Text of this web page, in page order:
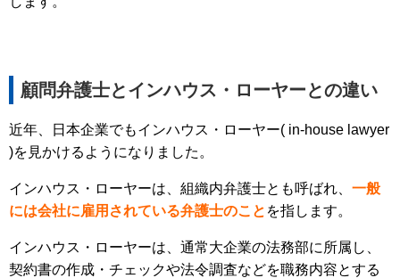
顧問弁護士とインハウス・ローヤーとの違い
近年、日本企業でもインハウス・ローヤー( in-house lawyer
)を見かけるようになりました。
インハウス・ローヤーは、組織内弁護士とも呼ばれ、 一般
には会社に雇用されている弁護士のこと を指します。
インハウス・ローヤーは、通常大企業の法務部に所属し、
契約書の作成・チェックや法令調査などを職務内容とする